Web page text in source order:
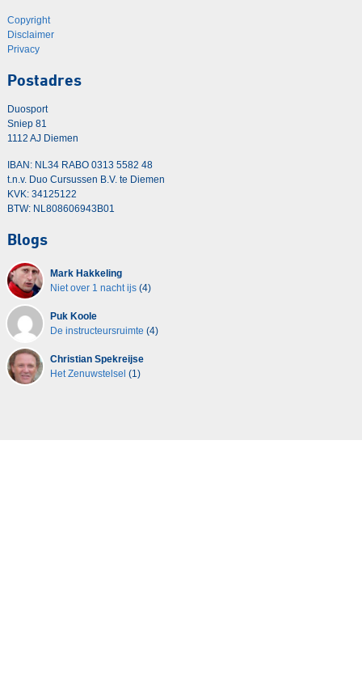
Copyright
Disclaimer
Privacy
Postadres
Duosport
Sniep 81
1112 AJ Diemen
IBAN: NL34 RABO 0313 5582 48
t.n.v. Duo Cursussen B.V. te Diemen
KVK: 34125122
BTW: NL808606943B01
Blogs
Mark Hakkeling
Niet over 1 nacht ijs(4)
Puk Koole
De instructeursruimte (4)
Christian Spekreijse
Het Zenuwstelsel (1)